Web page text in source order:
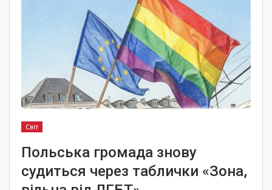
Світ
Польська громада знову
судиться через таблички «Зона,